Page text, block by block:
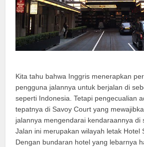
Kita tahu bahwa Inggris menerapkan
pengguna jalannya untuk berjalan di
seperti Indonesia. Tetapi pengecualian
tepatnya di Savoy Court yang
jalannya mengendarai kendaraannya di
Jalan ini merupakan wilayah letak Hotel
Dengan bundaran hotel yang lebarnya